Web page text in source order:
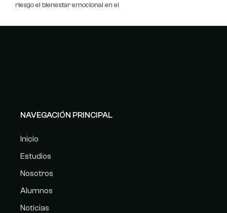
riesgo el bienestar emocional en el
NAVEGACIÓN PRINCIPAL
Inicio
Estudios
Nosotros
Alumnos
Noticias